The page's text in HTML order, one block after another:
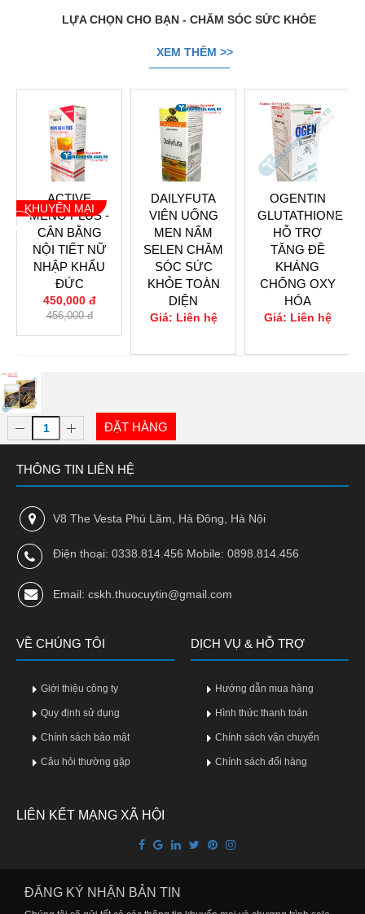
LỰA CHỌN CHO BẠN - CHĂM SÓC SỨC KHỎE
XEM THÊM >>
KHUYẾN MẠI
ACTIVE
MENO PLUS -
CÂN BẰNG
NỘI TIẾT NỮ
NHẬP KHẨU
ĐỨC
450,000 đ
456,000 đ
DAILYFUTA
VIÊN UỐNG
MEN NẤM
SELEN CHĂM
SÓC SỨC
KHỎE TOÀN
DIỆN
Giá: Liên hệ
OGENTIN
GLUTATHIONE
HỖ TRỢ
TĂNG ĐỀ
KHÁNG
CHỐNG OXY
HÓA
Giá: Liên hệ
prev next
ĐẶT HÀNG
THÔNG TIN LIÊN HỆ
V8 The Vesta Phú Lãm, Hà Đông, Hà Nội
Điện thoại: 0338.814.456 Mobile: 0898.814.456
Email: cskh.thuocuytin@gmail.com
VỀ CHÚNG TÔI
Giới thiệu công ty
Quy định sử dụng
Chính sách bảo mật
Câu hỏi thường gặp
DỊCH VỤ & HỖ TRỢ
Hướng dẫn mua hàng
Hình thức thanh toán
Chính sách vận chuyển
Chính sách đổi hàng
LIÊN KẾT MẠNG XÃ HỘI
ĐĂNG KÝ NHẬN BẢN TIN